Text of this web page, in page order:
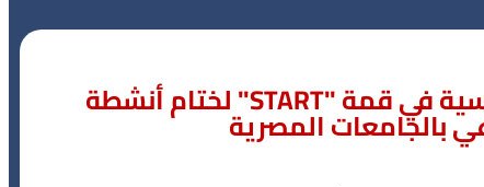
مشاركة طلاب الجامعة المصرية الروسية في قمة "START" لختام أنشطة
بالجامعات المصرية